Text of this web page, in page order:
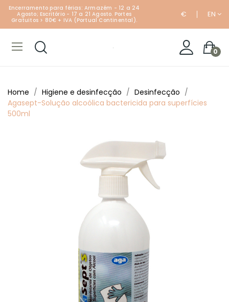
Encerramento para férias: Armazém - 12 a 24
Agosto; Escritório - 17 a 21 Agosto. Portes
Gratuitos > 80€ + IVA (Portual Continental).
€ EN
0
Home Higiene e desinfecção
Desinfecção
Agasept-Solução alcoólica bactericida para superfícies
500ml